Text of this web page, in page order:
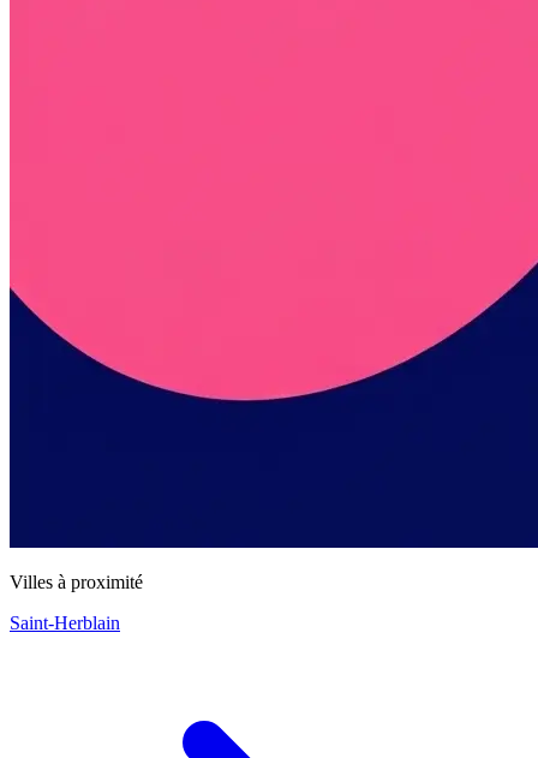
Villes à proximité
Saint-Herblain